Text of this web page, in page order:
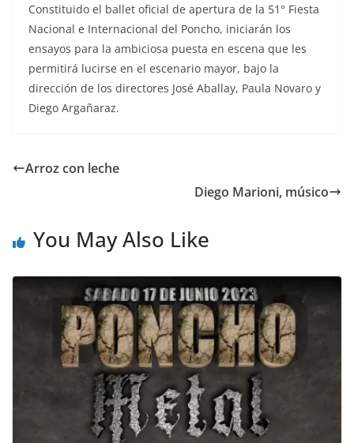
Constituido el ballet oficial de apertura de la 51° Fiesta
Nacional e Internacional del Poncho, iniciarán los
ensayos para la ambiciosa puesta en escena que les
permitirá lucirse en el escenario mayor, bajo la
dirección de los directores José Aballay, Paula Novaro y
Diego Argañaraz.
Arroz con leche
Diego Marioni, músico
You May Also Like